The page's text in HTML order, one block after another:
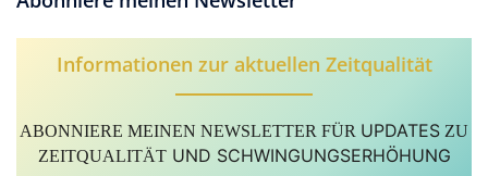
Informationen zur aktuellen Zeitqualität
ABONNIERE MEINEN NEWSLETTER FÜR UPDATES ZU
ZEITQUALITÄTUND SCHWINGUNGSERHÖHUNG